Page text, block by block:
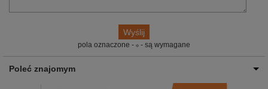
pola oznaczone - - są wymagane
Poleć znajomym